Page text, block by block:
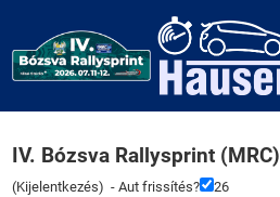
IV. Bózsva Rallysprint (MRC)
(Kijelentkezés) - Aut frissítés? 26